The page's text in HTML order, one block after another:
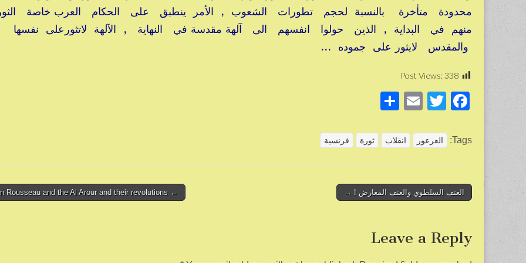
محدودة متأخرة بالنسبة لحجم تطورات الشعوب , الأمر ينطبق على الحكام العرب خاصة
منهم في البداية , الذين حولوا انفسهم الى آلهة مقدسة في النهاية , الآلهة لاتثورعلى نفسها
والمقدس لايثور على جموده …
Post Views:338
F
c
o
k
T
tt
E
ail
ar
Tags: العرعور انقلاب ثورة فرنسية
Post
← Between Rousseau and the Al Arour and their revolutions العنف السلطوي والعنف المعارض ! →
Leave a Reply